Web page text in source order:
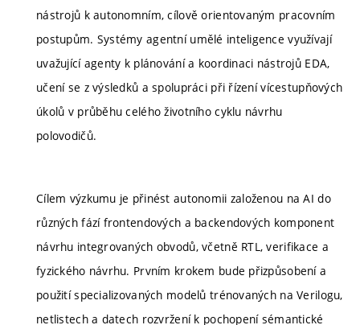
nástrojů k autonomním, cílově orientovaným pracovním
postupům. Systémy agentní umělé inteligence využívají
uvažující agenty k plánování a koordinaci nástrojů EDA,
učení se z výsledků a spolupráci při řízení vícestupňových
úkolů v průběhu celého životního cyklu návrhu
polovodičů.
Cílem výzkumu je přinést autonomii založenou na AI do
různých fází frontendových a backendových komponent
návrhu integrovaných obvodů, včetně RTL, verifikace a
fyzického návrhu. Prvním krokem bude přizpůsobení a
použití specializovaných modelů trénovaných na Verilogu,
netlistech a datech rozvržení k pochopení sémantické